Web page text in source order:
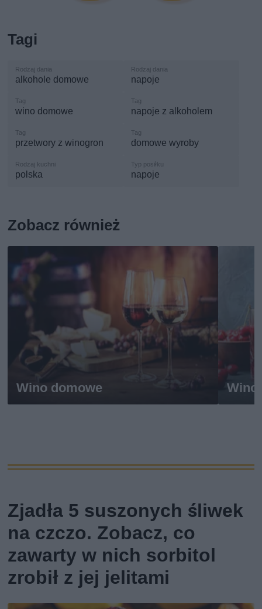
Tagi
alkohole domowe napoje
wino domowe napoje z alkoholem
przetwory z winogron domowe wyroby
polska napoje
Zobacz również
Wino domowe Wino
Zjadła 5 suszonych śliwek
na czczo. Zobacz, co
zawarty w nich sorbitol
zrobił z jej jelitami